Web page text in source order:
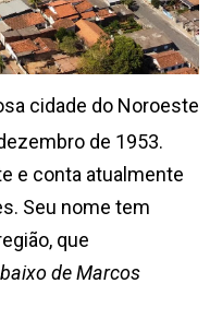
cidade do Noroeste
de 1953.
e conta atualmente
Seu nome tem
que
de Marcos